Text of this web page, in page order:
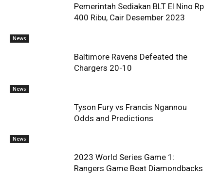
News
Pemerintah Sediakan BLT El Nino Rp
400 Ribu, Cair Desember 2023
News
Baltimore Ravens Defeated the
Chargers 20-10
News
Tyson Fury vs Francis Ngannou
Odds and Predictions
2023 World Series Game 1:
Rangers Game Beat Diamondbacks